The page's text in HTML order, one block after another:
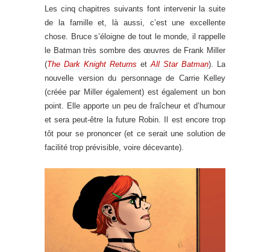
Les cinq chapitres suivants font intervenir la suite
de la famille et, là aussi, c’est une excellente
chose. Bruce s’éloigne de tout le monde, il rappelle
le Batman très sombre des œuvres de Frank Miller
(The Dark Knight Returns et All Star Batman). La
nouvelle version du personnage de Carrie Kelley
(créée par Miller également) est également un bon
point. Elle apporte un peu de fraîcheur et d’humour
et sera peut-être la future Robin. Il est encore trop
tôt pour se prononcer (et ce serait une solution de
facilité trop prévisible, voire décevante).